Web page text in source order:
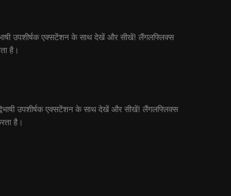
उपशीर्षक एक्सटेंशन के साथ देखें और सीखें! लैंगलफ्लिक्स
है।
उपशीर्षक एक्सटेंशन के साथ देखें और सीखें! लैंगलफ्लिक्स
है।